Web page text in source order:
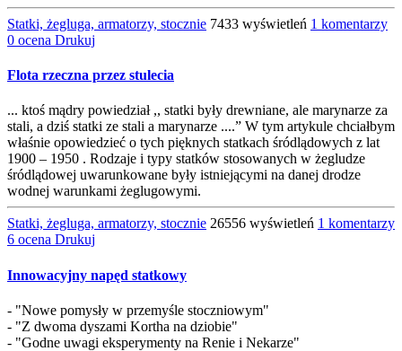
Statki, żegluga, armatorzy, stocznie 7433 wyświetleń 1 komentarzy
0 ocena Drukuj
Flota rzeczna przez stulecia
... ktoś mądry powiedział ,, statki były drewniane, ale marynarze za
stali, a dziś statki ze stali a marynarze ....” W tym artykule chciałbym
właśnie opowiedzieć o tych pięknych statkach śródlądowych z lat
1900 – 1950 . Rodzaje i typy statków stosowanych w żegludze
śródlądowej uwarunkowane były istniejącymi na danej drodze
wodnej warunkami żeglugowymi.
Statki, żegluga, armatorzy, stocznie 26556 wyświetleń 1 komentarzy
6 ocena Drukuj
Innowacyjny napęd statkowy
- "Nowe pomysły w przemyśle stoczniowym"
- "Z dwoma dyszami Kortha na dziobie"
- "Godne uwagi eksperymenty na Renie i Nekarze"